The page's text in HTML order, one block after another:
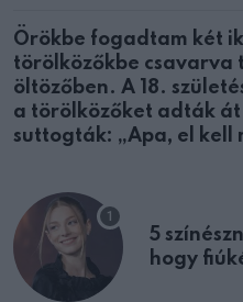
Örökbe fogadtam két
törölközőkbe
öltözőben. A 18.
a törölközőket adták át
suttogták: „Apa, el kell
5
hogy